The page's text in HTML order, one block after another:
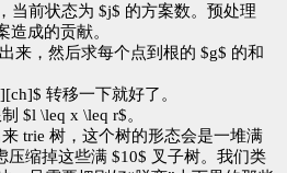
当前状态为 $j$ 的方案数。预处理
造成的贡献。
来，然后求每个点到根的 $g$ 的和
转移一下就好了。
$l \leq x \leq r$。
trie 树，这个树的形态会是一堆满
压缩掉这些满 $10$ 叉子树。我们类